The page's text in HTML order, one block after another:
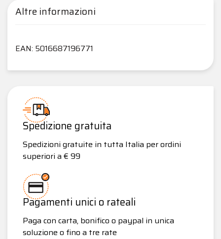
Altre informazioni
EAN: 5016687196771
Spedizione gratuita
Spedizioni gratuite in tutta Italia per ordini
superiori a € 99
Pagamenti unici o rateali
Paga con carta, bonifico o paypal in unica
soluzione o fino a tre rate